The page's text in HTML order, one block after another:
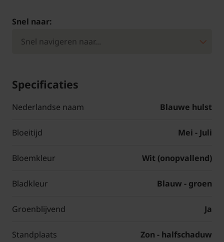
Snel naar:
Specificaties
Nederlandse naam Blauwe hulst
Bloeitijd Mei - Juli
Bloemkleur Wit (onopvallend)
Bladkleur Blauw - groen
Groenblijvend Ja
Standplaats Zon - halfschaduw